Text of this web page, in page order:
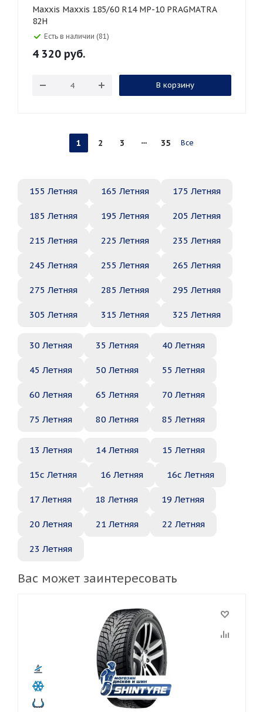
Maxxis Maxxis 185/60 R14 MP-10 PRAGMATRA
82H
Есть в наличии (81)
4 320 руб.
В корзину
1 2 3 35 Все
155 Летняя 165 Летняя 175 Летняя
185 Летняя 195 Летняя 205 Летняя
215 Летняя 225 Летняя 235 Летняя
245 Летняя 255 Летняя 265 Летняя
275 Летняя 285 Летняя 295 Летняя
305 Летняя 315 Летняя 325 Летняя
30 Летняя 35 Летняя 40 Летняя
45 Летняя 50 Летняя 55 Летняя
60 Летняя 65 Летняя 70 Летняя
75 Летняя 80 Летняя 85 Летняя
13 Летняя 14 Летняя 15 Летняя
15c Летняя 16 Летняя 16c Летняя
17 Летняя 18 Летняя 19 Летняя
20 Летняя 21 Летняя 22 Летняя
23 Летняя
Вас может заинтересовать